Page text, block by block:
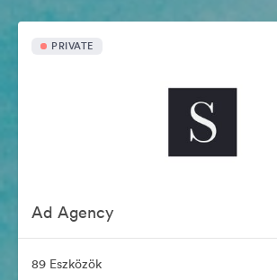
PRIVATE
Ad Agency
89 Eszközök